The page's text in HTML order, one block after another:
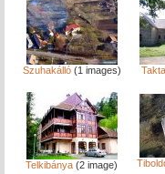
Szuhakálló(1 images)
Telkibánya (2 image)